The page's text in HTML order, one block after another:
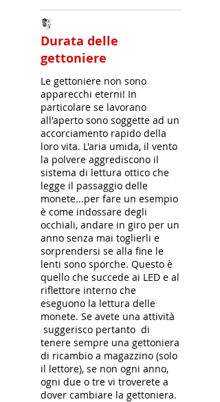
Durata delle
gettoniere
Le gettoniere non sono
apparecchi eterni! In
particolare se lavorano
all'aperto sono soggette ad un
accorciamento rapido della
loro vita. L'aria umida, il vento
la polvere aggrediscono il
sistema di lettura ottico che
legge il passaggio delle
monete...per fare un esempio
è come indossare degli
occhiali, andare in giro per un
anno senza mai toglierli e
sorprendersi se alla fine le
lenti sono sporche. Questo è
quello che succede ai LED e al
riflettore interno che
eseguono la lettura delle
monete. Se avete una attività
suggerisco pertanto di
tenere sempre una gettoniera
di ricambio a magazzino (solo
il lettore), se non ogni anno,
ogni due o tre vi troverete a
dover cambiare la gettoniera.